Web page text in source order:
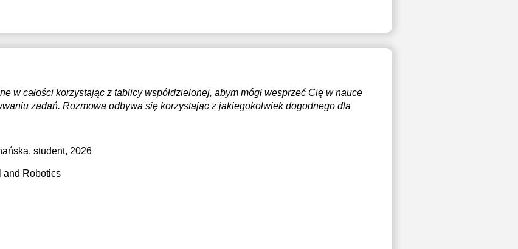
w całości korzystając z tablicy współdzielonej, abym mógł wesprzeć Cię w nauce
zadań. Rozmowa odbywa się korzystając z jakiegokolwiek dogodnego dla
, student, 2026
and Robotics